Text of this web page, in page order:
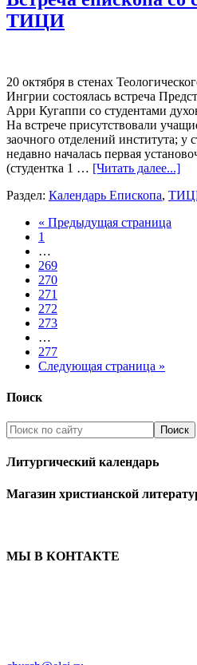
ТИЦИ
20 октября в стенах
Ингрии состоялась встреча
Арри Кугаппи со студентами
На встрече присутствовали
заочного отделений института; у
недавно началась первая
(студентка 1 … [Читать далее...]
Раздел: Календарь Епископа,
« Предыдущая страница
1
…
269
270
271
272
273
…
277
Следующая страница »
Поиск
Литургический календарь
Магазин христианской
МЫ В КОНТАКТЕ